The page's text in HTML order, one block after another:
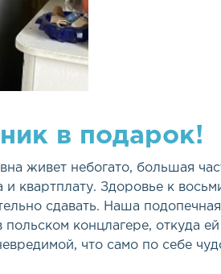
в подарок!
живет небогато, большая
и квартплату. Здоровье к
сдавать. Наша
польском концлагере, откуда
что само по себе